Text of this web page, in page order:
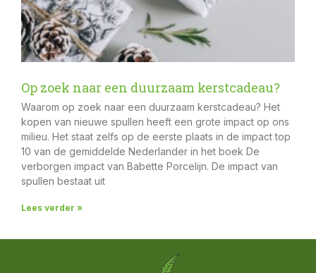
Op zoek naar een duurzaam kerstcadeau?
Waarom op zoek naar een duurzaam kerstcadeau? Het
kopen van nieuwe spullen heeft een grote impact op ons
milieu. Het staat zelfs op de eerste plaats in de impact top
10 van de gemiddelde Nederlander in het boek De
verborgen impact van Babette Porcelijn. De impact van
spullen bestaat uit
Lees verder »